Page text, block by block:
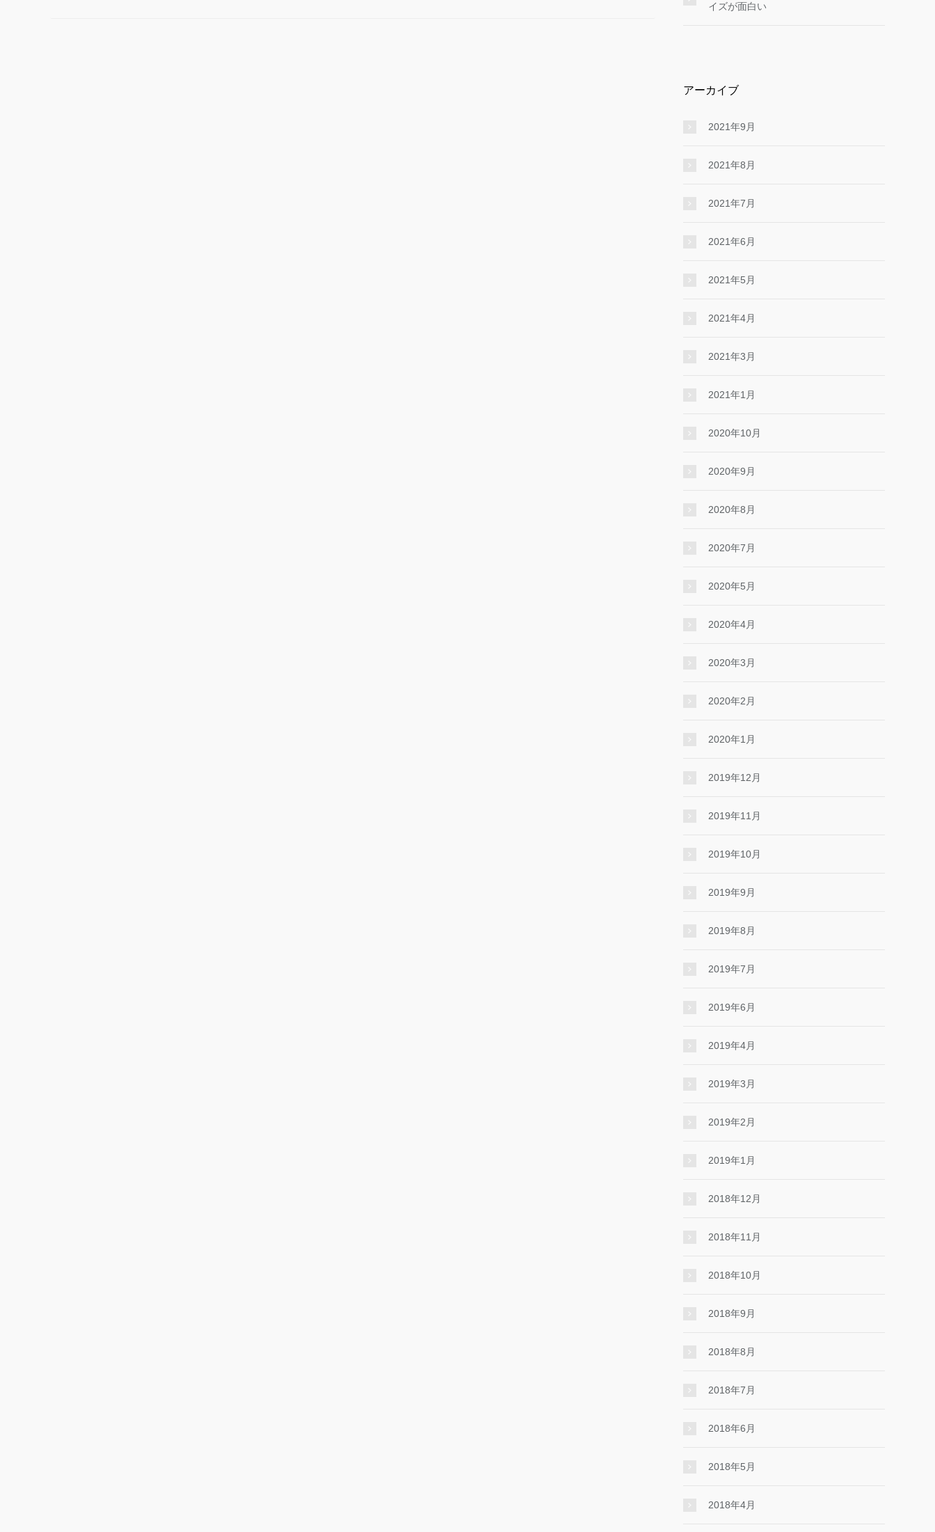
イズが面白い
アーカイブ
2021年9月
2021年8月
2021年7月
2021年6月
2021年5月
2021年4月
2021年3月
2021年1月
2020年10月
2020年9月
2020年8月
2020年7月
2020年5月
2020年4月
2020年3月
2020年2月
2020年1月
2019年12月
2019年11月
2019年10月
2019年9月
2019年8月
2019年7月
2019年6月
2019年4月
2019年3月
2019年2月
2019年1月
2018年12月
2018年11月
2018年10月
2018年9月
2018年8月
2018年7月
2018年6月
2018年5月
2018年4月